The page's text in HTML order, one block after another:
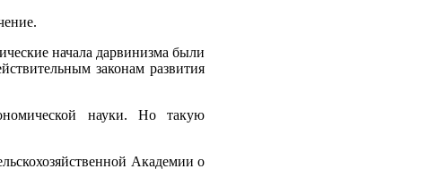
начала дарвинизма были
законам развития
науки. Но такую
Академии о